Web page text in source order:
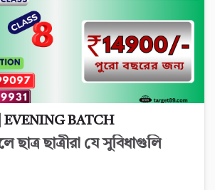
EVENING BATCH
ছাত্র ছাত্রীরা যে সুবিধাগুলি